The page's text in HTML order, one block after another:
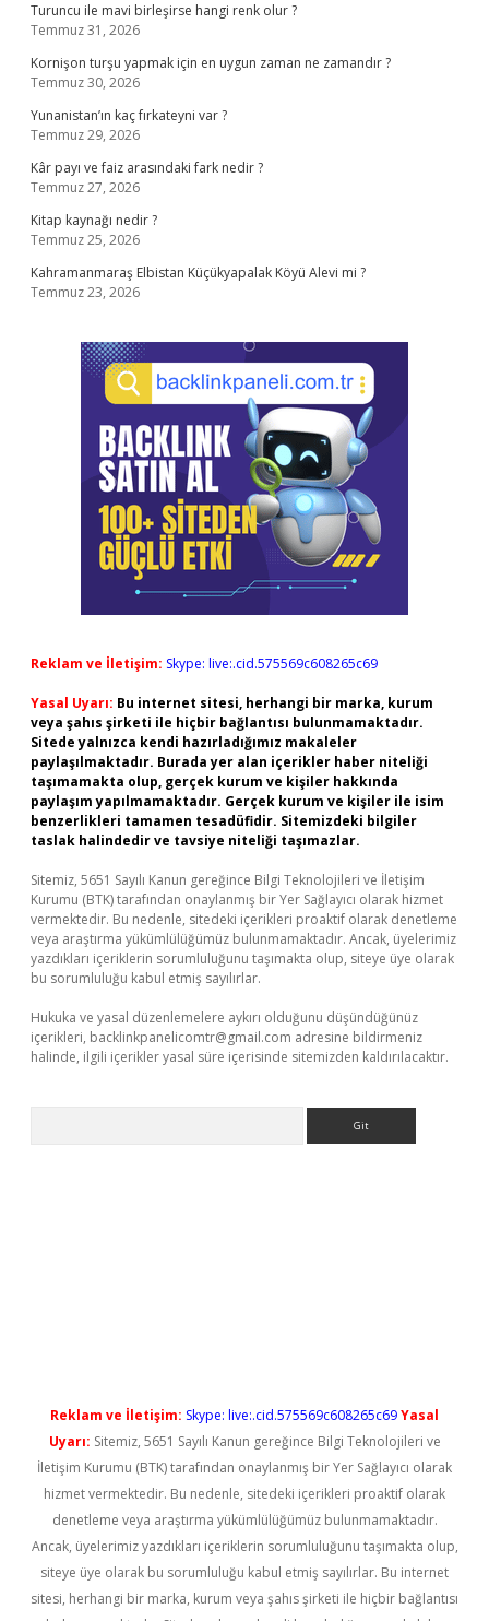
Turuncu ile mavi birleşirse hangi renk olur ?
Temmuz 31, 2026
Kornişon turşu yapmak için en uygun zaman ne zamandır ?
Temmuz 30, 2026
Yunanistan’ın kaç fırkateyni var ?
Temmuz 29, 2026
Kâr payı ve faiz arasındaki fark nedir ?
Temmuz 27, 2026
Kitap kaynağı nedir ?
Temmuz 25, 2026
Kahramanmaraş Elbistan Küçükyapalak Köyü Alevi mi ?
Temmuz 23, 2026
Reklam ve İletişim: Skype: live:.cid.575569c608265c69
Yasal Uyarı: Bu internet sitesi, herhangi bir marka, kurum
veya şahıs şirketi ile hiçbir bağlantısı bulunmamaktadır.
Sitede yalnızca kendi hazırladığımız makaleler
paylaşılmaktadır. Burada yer alan içerikler haber niteliği
taşımamakta olup, gerçek kurum ve kişiler hakkında
paylaşım yapılmamaktadır. Gerçek kurum ve kişiler ile isim
benzerlikleri tamamen tesadüfidir. Sitemizdeki bilgiler
taslak halindedir ve tavsiye niteliği taşımazlar.
Sitemiz, 5651 Sayılı Kanun gereğince Bilgi Teknolojileri ve İletişim
Kurumu (BTK) tarafından onaylanmış bir Yer Sağlayıcı olarak hizmet
vermektedir. Bu nedenle, sitedeki içerikleri proaktif olarak denetleme
veya araştırma yükümlülüğümüz bulunmamaktadır. Ancak, üyelerimiz
yazdıkları içeriklerin sorumluluğunu taşımakta olup, siteye üye olarak
bu sorumluluğu kabul etmiş sayılırlar.
Hukuka ve yasal düzenlemelere aykırı olduğunu düşündüğünüz
içerikleri, backlinkpanelicomtr@gmail.com adresine bildirmeniz
halinde, ilgili içerikler yasal süre içerisinde sitemizden kaldırılacaktır.
Reklam ve İletişim: Skype: live:.cid.575569c608265c69Yasal
Uyarı: Sitemiz, 5651 Sayılı Kanun gereğince Bilgi Teknolojileri ve
İletişim Kurumu (BTK) tarafından onaylanmış bir Yer Sağlayıcı olarak
hizmet vermektedir. Bu nedenle, sitedeki içerikleri proaktif olarak
denetleme veya araştırma yükümlülüğümüz bulunmamaktadır.
Ancak, üyelerimiz yazdıkları içeriklerin sorumluluğunu taşımakta olup,
siteye üye olarak bu sorumluluğu kabul etmiş sayılırlar. Bu internet
sitesi, herhangi bir marka, kurum veya şahıs şirketi ile hiçbir bağlantısı